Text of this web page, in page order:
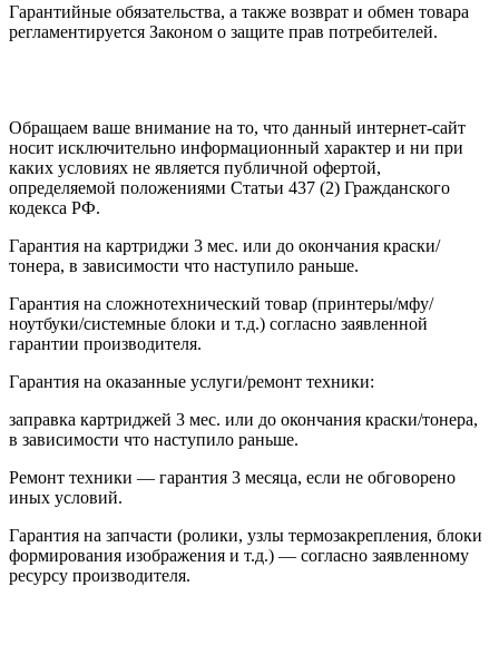
Гарантийные обязательства, а также возврат и обмен товара
регламентируется Законом о защите прав потребителей.
Обращаем ваше внимание на то, что данный интернет-сайт
носит исключительно информационный характер и ни при
каких условиях не является публичной офертой,
определяемой положениями Статьи 437 (2) Гражданского
кодекса РФ.
Гарантия на картриджи 3 мес. или до окончания краски/
тонера, в зависимости что наступило раньше.
Гарантия на сложнотехнический товар (принтеры/мфу/
ноутбуки/системные блоки и т.д.) согласно заявленной
гарантии производителя.
Гарантия на оказанные услуги/ремонт техники:
заправка картриджей 3 мес. или до окончания краски/тонера,
в зависимости что наступило раньше.
Ремонт техники — гарантия 3 месяца, если не обговорено
иных условий.
Гарантия на запчасти (ролики, узлы термозакрепления, блоки
формирования изображения и т.д.) — согласно заявленному
ресурсу производителя.